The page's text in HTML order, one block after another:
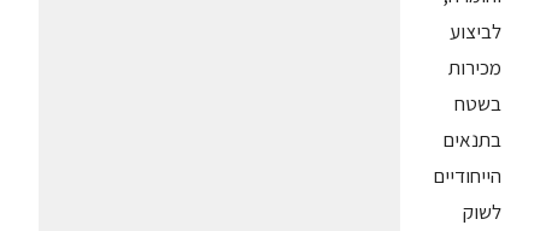
לביצוע
מכירות
בשטח
בתנאים
הייחודיים
לשוק